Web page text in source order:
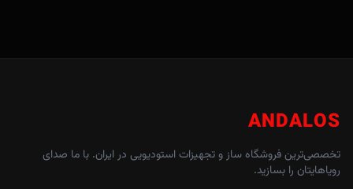
ANDALOS
تخصصی‌ترین فروشگاه ساز و تجهیزات استودیویی در ایران. با ما صدای
رویاهایتان را بسازید.